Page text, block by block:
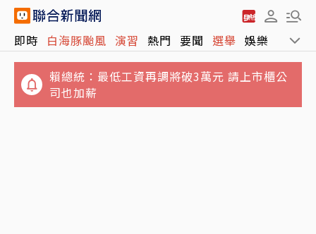
即時 白海豚颱風 演習 熱門 要聞 選舉 娛樂 運動
賴總統：最低工資再調將破3萬元 請上市櫃公
司也加薪